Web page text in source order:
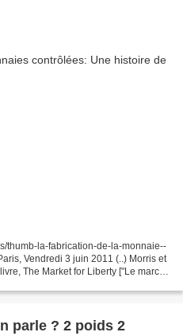
thumb-la-fabrication-de-la-monnaie--
Vendredi 3 juin 2011 (..) Morris et
The Market for Liberty ["Le marché
parle ? 2 poids 2